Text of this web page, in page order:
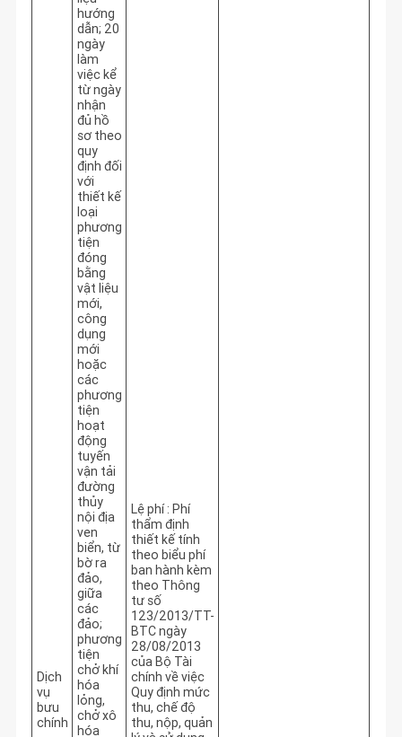
Dịch
vụ
bưu
chính
hướng
dẫn; 20
ngày
làm
việc kể
từ ngày
nhận
đủ hồ
sơ theo
quy
định đối
với
thiết kế
loại
phương
tiện
đóng
bằng
vật liệu
mới,
công
dụng
mới
hoặc
các
phương
tiện
hoạt
động
tuyến
vận tải
đường
thủy
nội địa
ven
biển, từ
bờ ra
đảo,
giữa
các
đảo;
phương
tiện
chở khí
hóa
lỏng,
chở xô
hóa
Lệ phí : Phí
thẩm định
thiết kế tính
theo biểu phí
ban hành kèm
theo Thông
tư số
123/2013/TT-
BTC ngày
28/08/2013
của Bộ Tài
chính về việc
Quy định mức
thu, chế độ
thu, nộp, quản